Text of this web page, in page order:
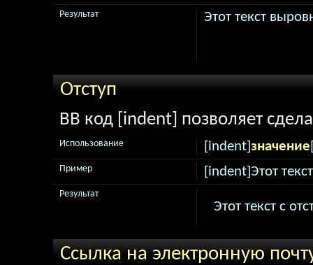
Этот текст
Результат
Отступ
BB код [indent] позволяет
[indent]значение
Использование
[indent]Этот
Пример
Этот текст с
Результат
Ссылка на электронную